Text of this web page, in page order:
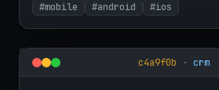
#mobile
#android #ios
c4a9f0b · crm